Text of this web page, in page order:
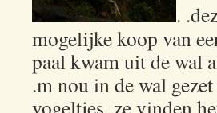
.
mogelijke koop van
paal kwam uit de wal
.m nou in de wal
vogeltjes, ze vinden